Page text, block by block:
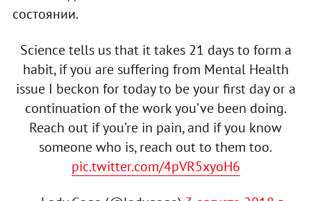
состоянии.
Science tells us that it takes 21 days to form a
habit, if you are suffering from Mental Health
issue I beckon for today to be your first day or a
continuation of the work you’ve been doing.
Reach out if you’re in pain, and if you know
someone who is, reach out to them too.
pic.twitter.com/4pVR5xyoH6